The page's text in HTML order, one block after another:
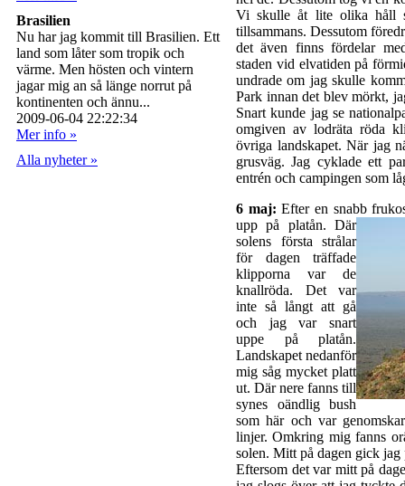
Brasilien
Nu har jag kommit till Brasilien. Ett
land som låter som tropik och
värme. Men hösten och vintern
jagar mig an så länge norrut på
kontinenten och ännu...
2009-06-04 22:22:34
Mer info »
Alla nyheter »
Vi skulle åt lite olika håll
tillsammans. Dessutom
det även finns fördelar
staden vid elvatiden på
undrade om jag skulle
Park innan det blev mörkt,
Snart kunde jag se
omgiven av lodräta röda
övriga landskapet. När jag
grusväg. Jag cyklade ett
entrén och campingen som
6 maj: Efter en snabb
upp på platån. Där
solens första strålar
för dagen träffade
klipporna var de
knallröda. Det var
inte så långt att gå
och jag var snart
uppe på platån.
Landskapet nedanför
mig såg mycket platt
ut. Där nere fanns till
synes oändlig bush
som här och var
linjer. Omkring mig fanns
solen. Mitt på dagen gick
Eftersom det var mitt på